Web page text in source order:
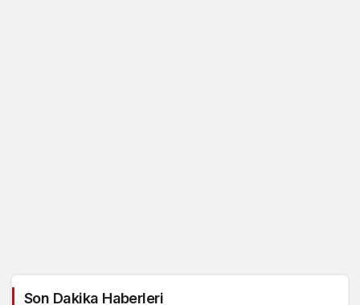
Son Dakika Haberleri